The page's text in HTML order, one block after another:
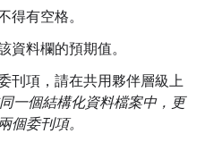
得有空格。
資料欄的預期值。
刊項，請在共用夥伴層級上
一個結構化資料檔案中，更
個委刊項。